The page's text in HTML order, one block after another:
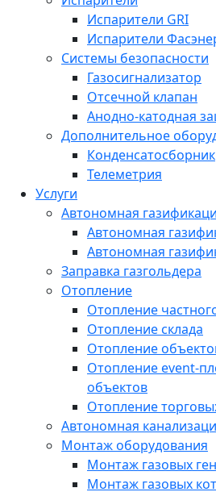
Испарители GRI
Испарители
Системы безопасности
Газосигнализатор
Отсечной клапан
Анодно-катодная
Дополнительное
Конденсатосборник
Телеметрия
Услуги
Автономная
Автономная
Автономная
Заправка газгольдера
Отопление
Отопление
Отопление склада
Отопление
Отопление event-
объектов
Отопление
Автономная
Монтаж оборудования
Монтаж газовых
Монтаж газовых